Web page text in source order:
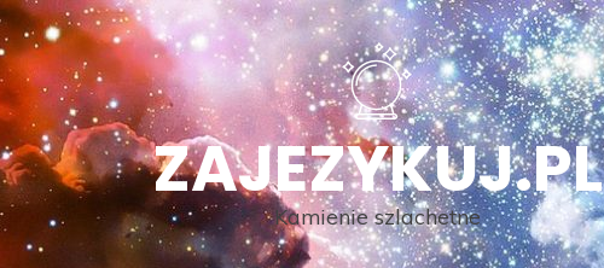
ZAJEZYKUJ.PL
Kamienie szlachetne